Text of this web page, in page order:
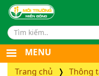
Search form
MENU
Trang chủ
Thông